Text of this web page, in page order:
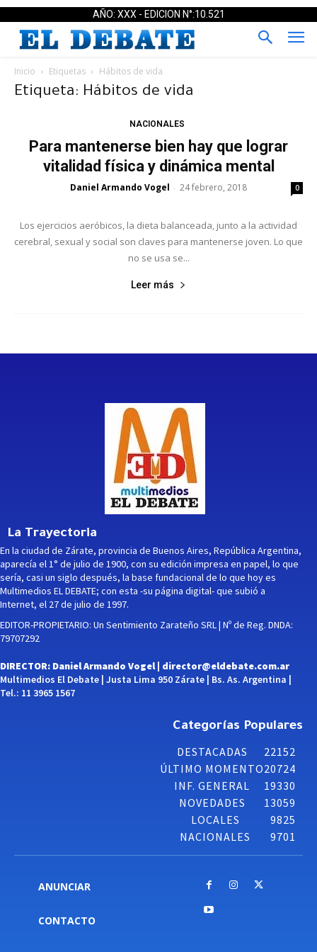
AÑO: XXX - EDICION N°:10.521
Inicio Etiquetas Hábitos de vida
Etiqueta: Hábitos de vida
NACIONALES
Para mantenerse bien hay que lograr
vitalidad física y dinámica mental
Daniel Armando Vogel - 24 febrero, 2018 0
Los ejercicios aeróbicos, la dieta balanceada, junto a la actividad
cerebral, sexual y social son claves para mantenerse joven. Lo que
no se usa se...
Leer más
La Trayectoria
En la ciudad de Zárate, provincia de Buenos Aires, República Argentina,
aparecía el 1° de julio de 1900, con su edición impresa en papel, lo que
sería, casi un siglo después, la base fundacional de lo que hoy es
Multimedios EL DEBATE; con esta -su página digital- que subió a
Internet, el 27 de julio de 1997.
EDITOR-PROPIETARIO: Un Sentimiento Zarateño SRL | Nº de Reg. DNDA:
79707292
DIRECTOR: Daniel Armando Vogel | director@eldebate.com.ar
Multimedios El Debate | Justa Lima 950 Zárate | Bs. As. Argentina |
Tel.: 11 3965 1567
Categorías Populares
DESTACADAS
22152
ÚLTIMO MOMENTO20724
INF. GENERAL
19330
NOVEDADES
13059
LOCALES
9825
NACIONALES
9701
ANUNCIAR
CONTACTO